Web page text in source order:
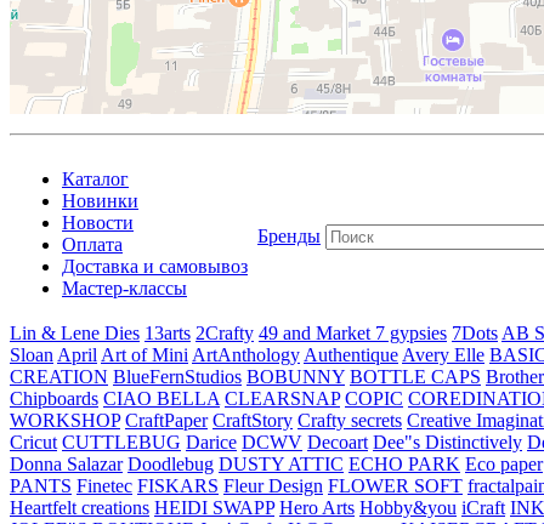
Каталог
Новинки
Новости
Оплата
Доставка и самовывоз
Мастер-классы
Бренды
Lin & Lene Dies 13arts 2Crafty 49 and Market 7 gypsies 7Dots AB
Sloan April Art of Mini ArtAnthology Authentique Avery Elle
CREATION BlueFernStudios BOBUNNY BOTTLE CAPS Brother
Chipboards CIAO BELLA CLEARSNAP COPIC
WORKSHOP CraftPaper CraftStory Crafty secrets Creative
Cricut CUTTLEBUG Darice DCWV Decoart Dee"s Distinctively
Donna Salazar Doodlebug DUSTY ATTIC ECHO PARK Eco paper
PANTS Finetec FISKARS Fleur Design FLOWER SOFT
Heartfelt creations HEIDI SWAPP Hero Arts Hobby&you iCraft